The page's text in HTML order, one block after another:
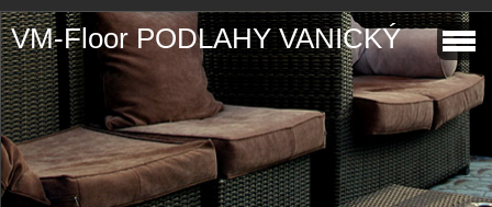
VM-Floor PODLAHY VANICKÝ